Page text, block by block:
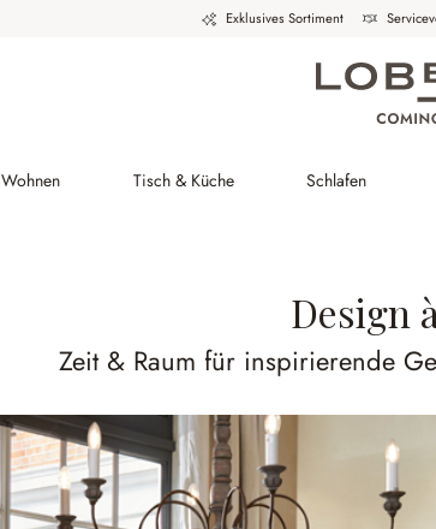
Exklusives Sortiment
Wohnen Tisch & Küche Schlafen
Design
Zeit & Raum für inspirierende